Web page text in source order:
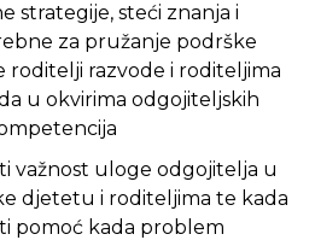
strategije, steći znanja i
za pružanje podrške
roditelji razvode i roditeljima
u okvirima odgojiteljskih
važnost uloge odgojitelja u
djetetu i roditeljima te kada
pomoć kada problem